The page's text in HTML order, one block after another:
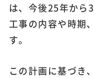
は、今後25年から
工事の内容や時期
す。
この計画に基づき